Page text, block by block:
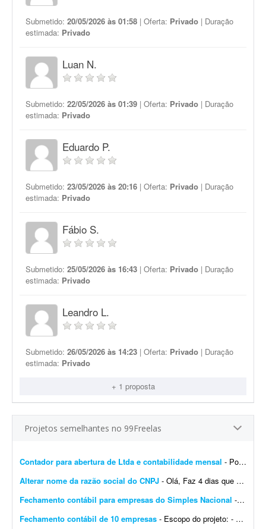
Submetido: 20/05/2026 às 01:58 | Oferta: Privado | Duração
estimada: Privado
Luan N.
Submetido: 22/05/2026 às 01:39 | Oferta: Privado | Duração
estimada: Privado
Eduardo P.
Submetido: 23/05/2026 às 20:16 | Oferta: Privado | Duração
estimada: Privado
Fábio S.
Submetido: 25/05/2026 às 16:43 | Oferta: Privado | Duração
estimada: Privado
Leandro L.
Submetido: 26/05/2026 às 14:23 | Oferta: Privado | Duração
estimada: Privado
+ 1 proposta
Projetos semelhantes no 99Freelas
Contador para abertura de Ltda e contabilidade mensal - Português: Procuro um contador ou escritório de contabilidade para uma Ltda em constituição no Rio de Janeiro, com sócio estrangeiro não residente (belga)....
Alterar nome da razão social do CNPJ - Olá, Faz 4 dias que abri um CNPJ novo no Simples Nacional. Precisei abrir uma conta no TikTok e o CPF aparece com meu nome de casada; por isso houve divergência no nome registrado na ...
Fechamento contábil para empresas do Simples Nacional - - Fechamento contábil de 30 empresas do Simples Nacional, referente a 2025. - Entrega com contas conciliadas e demonstrativo de composição de contas. - Empresas prestadoras de ...
Fechamento contábil de 10 empresas - Escopo do projeto: - Fechamento contábil de 10 empresas, período de janeiro a junho. - Entrega com contas conciliadas e composição de contas. - Empresas, majoritariament...